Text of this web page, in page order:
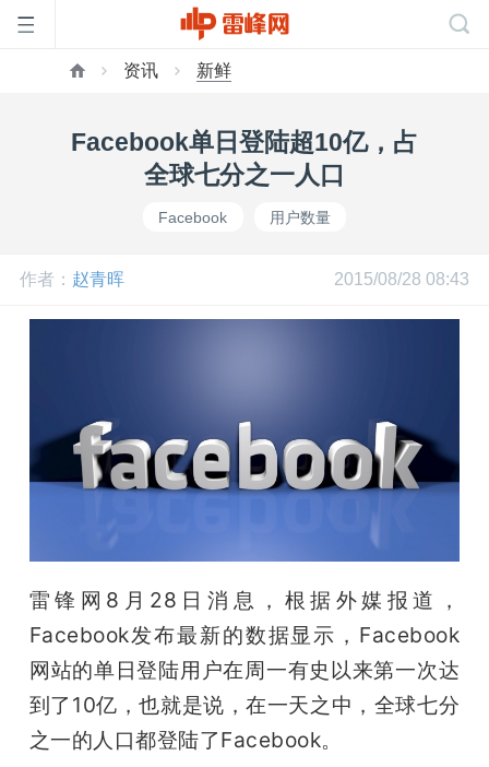
公
开
中
资讯 新鲜
Facebook单日登陆超10亿，占
全球七分之一人口
Facebook 用户数量
作者： 赵青晖 2015/08/28 08:43
雷锋网8月28日消息，根据外媒报道，
Facebook发布最新的数据显示，Facebook
网站的单日登陆用户在周一有史以来第一次达
到了10亿，也就是说，在一天之中，全球七分
之一的人口都登陆了Facebook。